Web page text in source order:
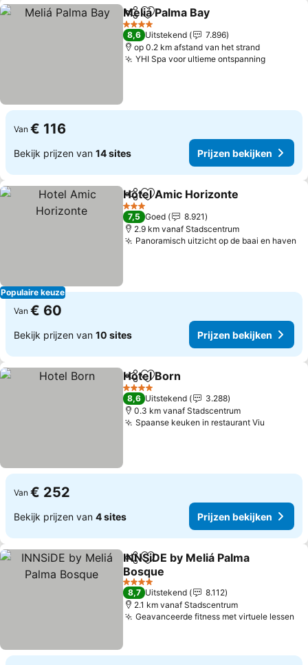
DelenToevoegen aan favorieten
Meliá Palma Bay
4 Sterren
8,6 Uitstekend
7.896
op 0.2 km afstand van het strand
YHI Spa voor ultieme ontspanningPrijzen
Van € 116
Bekijk prijzen van 14 sites Prijzen bekijken
Populaire keuze
DelenToevoegen aan favorieten
Hotel Amic Horizonte
3 Sterren
7,5 Goed
8.921
2.9 km vanaf Stadscentrum
Panoramisch uitzicht op de baai en haven
Van € 60
Bekijk prijzen van 10 sites Prijzen bekijken
DelenToevoegen aan favorieten
Hotel Born
4 Sterren
8,6 Uitstekend
3.288
0.3 km vanaf Stadscentrum
Spaanse keuken in restaurant Viu
Van € 252
Bekijk prijzen van 4 sites Prijzen bekijken
DelenToevoegen aan favorieten
INNSiDE by Meliá Palma
Bosque
Prijzen bekijken
4 Sterren
8,7 Uitstekend
8.112
2.1 km vanaf Stadscentrum
Geavanceerde fitness met virtuele lessen